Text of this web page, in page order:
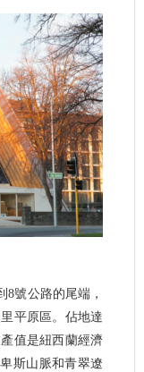
8號公路的尾端，
平原區。佔地達
值是紐西蘭經濟
斯山脈和青翠遼